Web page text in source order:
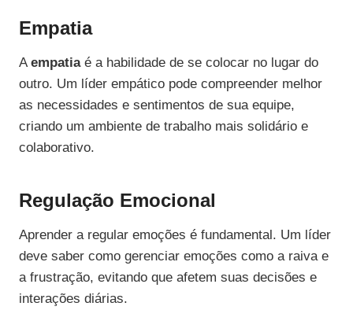
Empatia
Aempatiaé a habilidade de se colocar no lugar do
outro. Um líder empático pode compreender melhor
as necessidades e sentimentos de sua equipe,
criando um ambiente de trabalho mais solidário e
colaborativo.
Regulação Emocional
Aprender a regular emoções é fundamental. Um líder
deve saber como gerenciar emoções como a raiva e
a frustração, evitando que afetem suas decisões e
interações diárias.